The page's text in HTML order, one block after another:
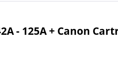
- 125A + Canon